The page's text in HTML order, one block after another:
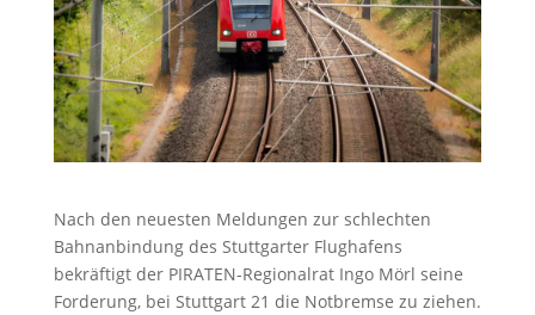
Nach den neuesten Meldungen zur schlechten
Bahnanbindung des Stuttgarter Flughafens
bekräftigt der PIRATEN-Regionalrat Ingo Mörl seine
Forderung, bei Stuttgart 21 die Notbremse zu ziehen.